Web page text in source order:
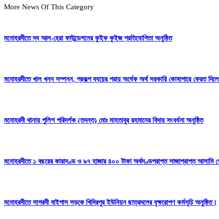
More News Of This Category
মনোহরদীতে দ্য আল-হেরা ফাউন্ডেশনের কুইক কুইজ প্রতিযোগিতা অনুষ্ঠিত
মনোহরদীতে খাল খনন সম্পন্ন, প্রকল্প ব্যয়ের প্রায় অর্ধেক অর্থ সরকারি কোষাগারে ফেরত
মনোহরদী থানায় পুলিশ পরিদর্শক (তদন্ত) মোঃ মাহতাবুর রহমানের বিদায় সংবর্ধনা অনুষ্ঠিত
মনোহরদীতে ১ বছরের কারাদণ্ড ও ৯৭ হাজার ৪০০ টাকা অর্থদণ্ডপ্রাপ্ত সাজাপ্রাপ্ত আসামি
মনোহরদীতে সাগরদী বাইপাস সড়কে খিদিরপুর ইউনিয়ন ছাত্রদলের বৃক্ষরোপণ কর্মসূচি অনুষ্ঠিত।